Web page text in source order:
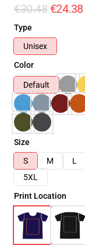
€30.48 €24.38
Type
Unisex
Color
Default
Size
S
M L
5XL
Print Location